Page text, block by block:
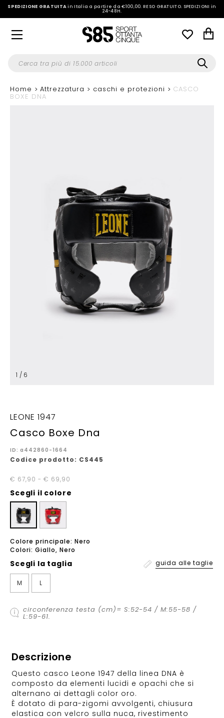
SPEDIZIONE GRATUITAin Italia a partire da €100,00.RESO GRATUITO. SPEDIZIONI in
24-48H.
Home Attrezzatura caschi e protezioni CASCO
BOXE DNA
1 / 6
LEONE 1947
Casco Boxe Dna
ID: a442860-1664
Codice prodotto: CS445
€ 67,90 - € 69,90
Scegli il colore
Colore principale: Nero
Colori: Giallo, Nero
Scegli la taglia guida alle taglie
M L
circonferenza testa (cm)= S:52-54 / M:55-58 /
L:59-61.
Descrizione
Questo casco Leone 1947 della linea DNA è
composto da elementi lucidi e opachi che si
alternano ai dettagli color oro.
È dotato di para-zigomi avvolgenti, chiusura
elastica con velcro sulla nuca, rivestimento